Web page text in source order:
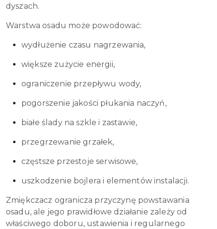
dyszach.
Warstwa osadu może powodować:
wydłużenie czasu nagrzewania,
większe zużycie energii,
ograniczenie przepływu wody,
pogorszenie jakości płukania naczyń,
białe ślady na szkle i zastawie,
przegrzewanie grzałek,
częstsze przestoje serwisowe,
uszkodzenie bojlera i elementów instalacji.
Zmiękczacz ogranicza przyczynę powstawania
osadu, ale jego prawidłowe działanie zależy od
właściwego doboru, ustawienia i regularnego